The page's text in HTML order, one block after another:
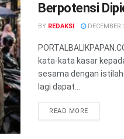
Berpotensi
BY REDAKSI DECEMBER
kata-kata kasar
sesama dengan
lagi dapat...
READ MORE